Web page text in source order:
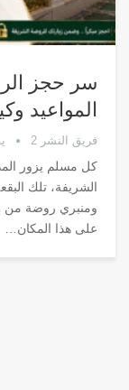
المواعيد
فريق النشر 2
كل مسلم يزور
الشريفة، تلك
ومنبري روضة من
على هذا المكان